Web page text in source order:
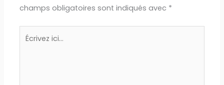
champs obligatoires sont indiqués avec *